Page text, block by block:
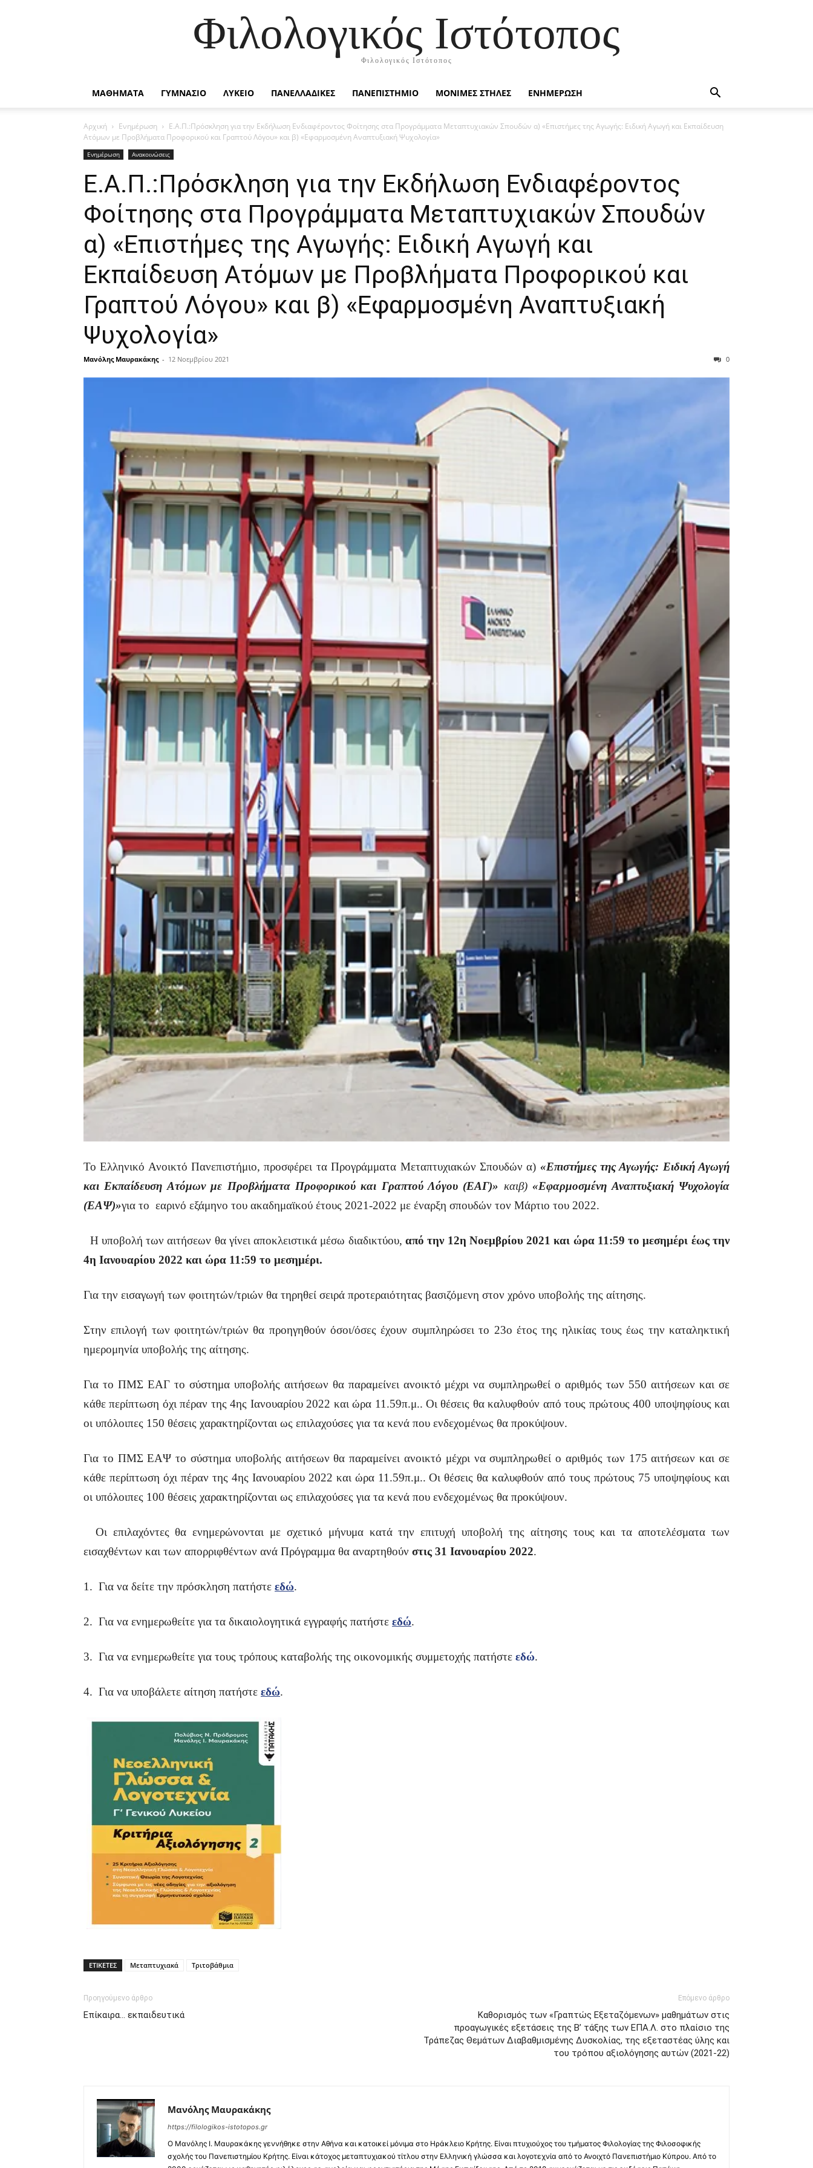
Φιλολογικός Ιστότοπος
Φιλολογικός Ιστότοπος
ΜΑΘΗΜΑΤΑ ΓΥΜΝΑΣΙΟ ΛΥΚΕΙΟ ΠΑΝΕΛΛΑΔΙΚΕΣ ΠΑΝΕΠΙΣΤΗΜΙΟ ΜΟΝΙΜΕΣ ΣΤΗΛΕΣ ΕΝΗΜΕΡΩΣΗ
Αρχική Ενημέρωση
Ε.Α.Π.:Πρόσκληση για την Εκδήλωση Ενδιαφέροντος Φοίτησης στα Προγράμματα Μεταπτυχιακών Σπουδών α) «Επιστήμες της Αγωγής: Ειδική Αγωγή και Εκπαίδευση
Ατόμων με Προβλήματα Προφορικού και Γραπτού Λόγου» και β) «Εφαρμοσμένη Αναπτυξιακή Ψυχολογία»
Ενημέρωση Ανακοινώσεις
Ε.Α.Π.:Πρόσκληση για την Εκδήλωση Ενδιαφέροντος
Φοίτησης στα Προγράμματα Μεταπτυχιακών Σπουδών
α) «Επιστήμες της Αγωγής: Ειδική Αγωγή και
Εκπαίδευση Ατόμων με Προβλήματα Προφορικού και
Γραπτού Λόγου» και β) «Εφαρμοσμένη Αναπτυξιακή
Ψυχολογία»
Μανόλης Μαυρακάκης - 12 Νοεμβρίου 2021 0
Το Ελληνικό Ανοικτό Πανεπιστήμιο, προσφέρει τα Προγράμματα Μεταπτυχιακών Σπουδών α) «Επιστήμες της Αγωγής: Ειδική Αγωγή
και Εκπαίδευση Ατόμων με Προβλήματα Προφορικού και Γραπτού Λόγου (ΕΑΓ)» καιβ)«Εφαρμοσμένη Αναπτυξιακή Ψυχολογία
(ΕΑΨ)»για το εαρινό εξάμηνο του ακαδημαϊκού έτους 2021-2022 με έναρξη σπουδών τον Μάρτιο του 2022.
Η υποβολή των αιτήσεων θα γίνει αποκλειστικά μέσω διαδικτύου, από την 12η Νοεμβρίου 2021 και ώρα 11:59 το μεσημέρι έως την
4η Ιανουαρίου 2022 και ώρα 11:59 το μεσημέρι.
Για την εισαγωγή των φοιτητών/τριών θα τηρηθεί σειρά προτεραιότητας βασιζόμενη στον χρόνο υποβολής της αίτησης.
Στην επιλογή των φοιτητών/τριών θα προηγηθούν όσοι/όσες έχουν συμπληρώσει το 23ο έτος της ηλικίας τους έως την καταληκτική
ημερομηνία υποβολής της αίτησης.
Για το ΠΜΣ ΕΑΓ το σύστημα υποβολής αιτήσεων θα παραμείνει ανοικτό μέχρι να συμπληρωθεί ο αριθμός των 550 αιτήσεων και σε
κάθε περίπτωση όχι πέραν της 4ης Ιανουαρίου 2022 και ώρα 11.59π.μ.. Οι θέσεις θα καλυφθούν από τους πρώτους 400 υποψηφίους και
οι υπόλοιπες 150 θέσεις χαρακτηρίζονται ως επιλαχούσες για τα κενά που ενδεχομένως θα προκύψουν.
Για το ΠΜΣ ΕΑΨ το σύστημα υποβολής αιτήσεων θα παραμείνει ανοικτό μέχρι να συμπληρωθεί ο αριθμός των 175 αιτήσεων και σε
κάθε περίπτωση όχι πέραν της 4ης Ιανουαρίου 2022 και ώρα 11.59π.μ.. Οι θέσεις θα καλυφθούν από τους πρώτους 75 υποψηφίους και
οι υπόλοιπες 100 θέσεις χαρακτηρίζονται ως επιλαχούσες για τα κενά που ενδεχομένως θα προκύψουν.
Οι επιλαχόντες θα ενημερώνονται με σχετικό μήνυμα κατά την επιτυχή υποβολή της αίτησης τους και τα αποτελέσματα των
εισαχθέντων και των απορριφθέντων ανά Πρόγραμμα θα αναρτηθούν στις 31 Ιανουαρίου 2022.
1. Για να δείτε την πρόσκληση πατήστε εδώ.
2. Για να ενημερωθείτε για τα δικαιολογητικά εγγραφής πατήστε εδώ.
3. Για να ενημερωθείτε για τους τρόπους καταβολής της οικονομικής συμμετοχής πατήστε εδώ.
4. Για να υποβάλετε αίτηση πατήστε εδώ.
ΕΤΙΚΕΤΕΣ Μεταπτυχιακά Τριτοβάθμια
Προηγούμενο άρθρο
Επίκαιρα… εκπαιδευτικά
Επόμενο άρθρο
Καθορισμός των «Γραπτώς Εξεταζόμενων» μαθημάτων στις
προαγωγικές εξετάσεις της Β’ τάξης των ΕΠΑ.Λ. στο πλαίσιο της
Τράπεζας Θεμάτων Διαβαθμισμένης Δυσκολίας, της εξεταστέας ύλης και
του τρόπου αξιολόγησης αυτών (2021-22)
Μανόλης Μαυρακάκης
https://filologikos-istotopos.gr
Ο Μανόλης I. Μαυρακάκης γεννήθηκε στην Αθήνα και κατοικεί μόνιμα στο Ηράκλειο Κρήτης. Είναι πτυχιούχος του τμήματος Φιλολογίας της Φιλοσοφικής
σχολής του Πανεπιστημίου Κρήτης. Είναι κάτοχος μεταπτυχιακού τίτλου στην Ελληνική γλώσσα και λογοτεχνία από το Ανοιχτό Πανεπιστήμιο Κύπρου. Από το